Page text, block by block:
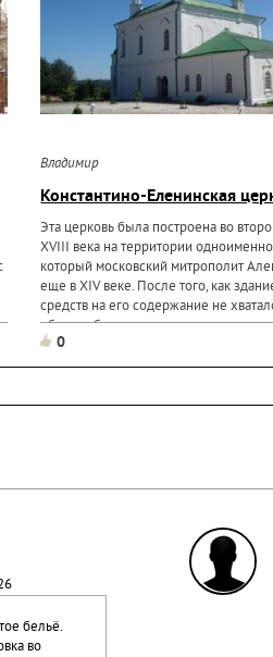
Владимир
Константино-Еленинская
Эта церковь была построена во
XVIII века на территории
который московский митрополит
еще в XIV веке. После того, как
средств на его содержание не
обитель была закрыта, а храм
села Доброе...
0
бельё.
во